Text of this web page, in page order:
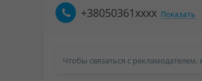
+38050361xxxx Показать
Чтобы связаться с